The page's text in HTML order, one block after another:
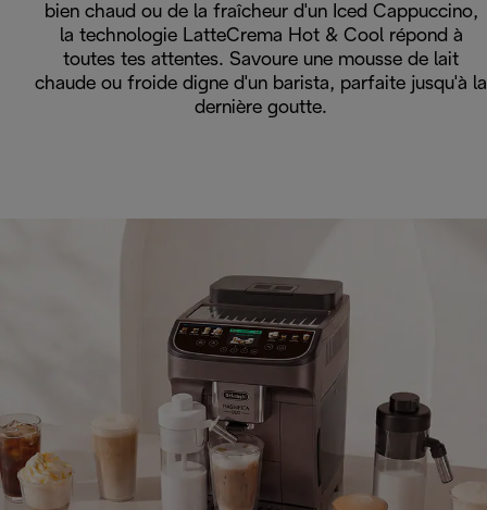
bien chaud ou de la fraîcheur d'un Iced Cappuccino,
la technologie LatteCrema Hot & Cool répond à
toutes tes attentes. Savoure une mousse de lait
chaude ou froide digne d'un barista, parfaite jusqu'à la
dernière goutte.